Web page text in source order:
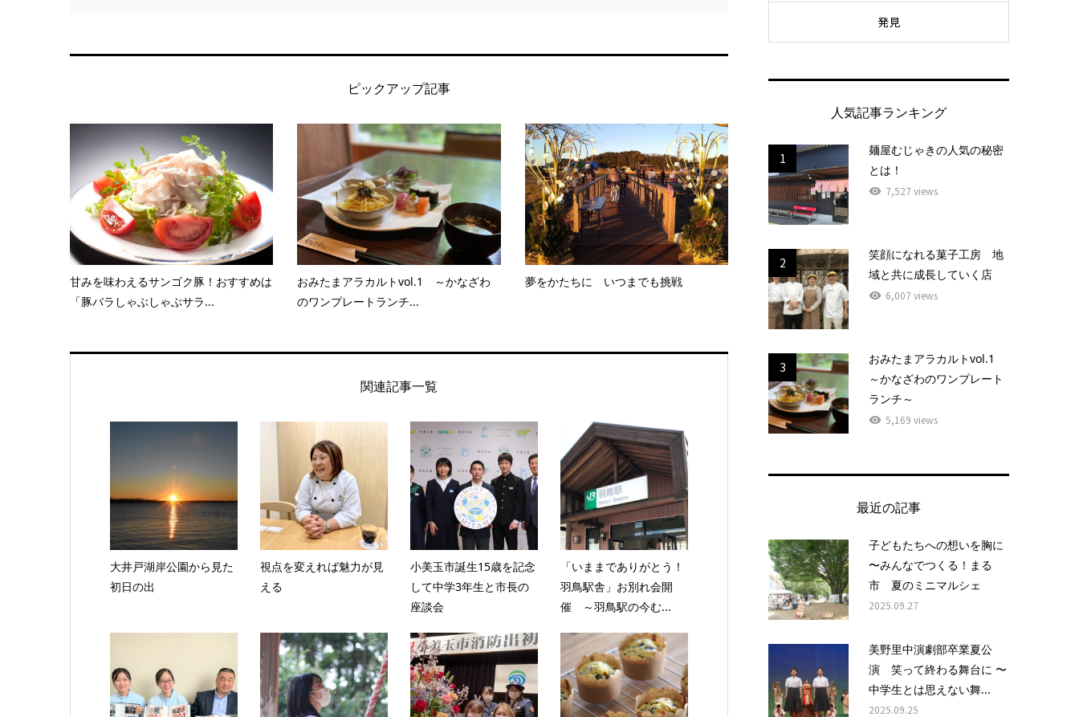
ピックアップ記事
甘みを味わえるサンゴク豚！おすすめは
「豚バラしゃぶしゃぶサラ...
おみたまアラカルトvol.1 ～かなざわ
のワンプレートランチ...
夢をかたちに いつまでも挑戦
関連記事一覧
大井戸湖岸公園から見た
初日の出
視点を変えれば魅力が見
える
小美玉市誕生15歳を記念
して中学3年生と市長の
座談会
「いままでありがとう！
羽鳥駅舎」お別れ会開
催 ～羽鳥駅の今む...
発見
人気記事ランキング
1
麺屋むじゃきの人気の秘密
とは！
7,527 views
2
笑顔になれる菓子工房 地
域と共に成長していく店
6,007 views
3
おみたまアラカルトvol.1
～かなざわのワンプレート
ランチ～
5,169 views
最近の記事
子どもたちへの想いを胸に
〜みんなでつくる！まる
市 夏のミニマルシェ
2025.09.27
美野里中演劇部卒業夏公
演 笑って終わる舞台に 〜
中学生とは思えない舞...
2025.09.25